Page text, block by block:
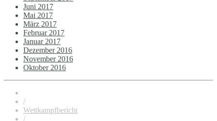
Juni 2017
Mai 2017
März 2017
Februar 2017
Januar 2017
Dezember 2016
November 2016
Oktober 2016
/
Wettkampfbericht
/